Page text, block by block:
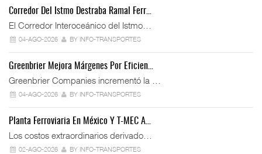
Corredor Del Istmo Destraba Ramal Ferr…
El Corredor Interoceánico del Istmo…
04-AGO-2026 BY INFO-TRANSPORTES
Greenbrier Mejora Márgenes Por Eficien…
Greenbrier Companies incrementó la …
04-AGO-2026 BY INFO-TRANSPORTES
Planta Ferroviaria En México Y T-MEC A…
Los costos extraordinarios derivado…
02-AGO-2026 BY INFO-TRANSPORTES